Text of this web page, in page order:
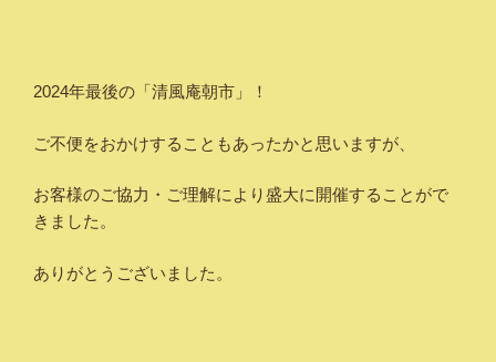
2024年最後の「清風庵朝市」！
ご不便をおかけすることもあったかと思いますが、
お客様のご協力・ご理解により盛大に開催することがで
きました。
ありがとうございました。